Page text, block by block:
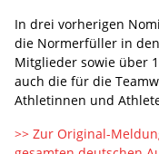
In drei vorherigen
die Normerfüller in
Mitglieder sowie über
auch die für die
Athletinnen und
>> Zur Original-